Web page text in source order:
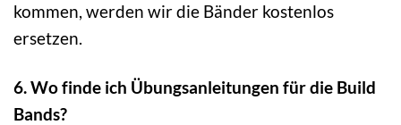
kommen, werden wir die Bänder kostenlos
ersetzen.
6. Wo finde ich Übungsanleitungen für die Build
Bands?